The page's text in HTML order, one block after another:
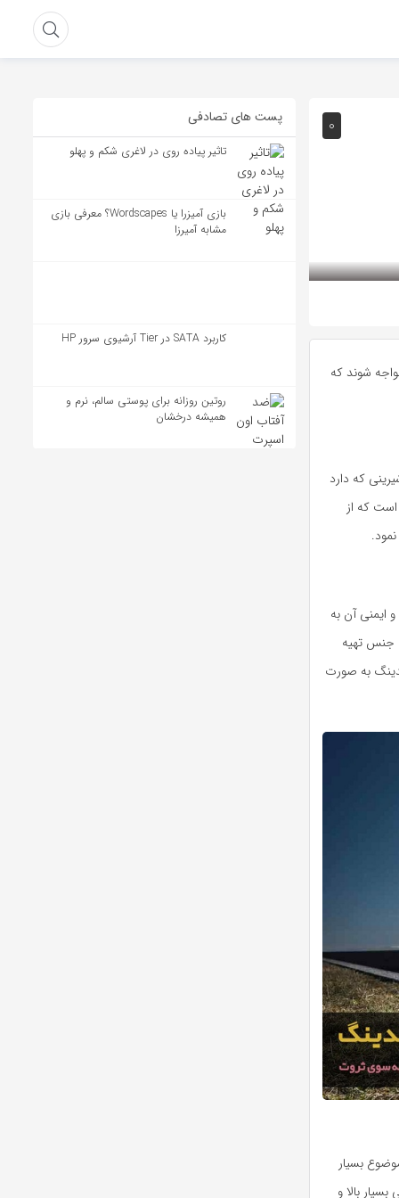
۰
شوند که
که دارد
که از
آن به
جنس تهیه
به صورت
بسیار
بالا و
پست های تصادفی
تاثیر پیاده روی در لاغری شکم و پهلو
بازی آمیزرا یا Wordscapes؟ معرفی بازی
مشابه آمیرزا
کاربرد SATA در Tier آرشیوی سرور HP
روتین روزانه برای پوستی سالم، نرم و
همیشه درخشان